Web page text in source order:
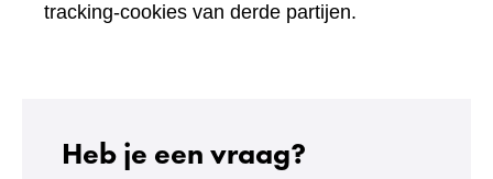
tracking-cookies van derde partijen.
Heb je een vraag?